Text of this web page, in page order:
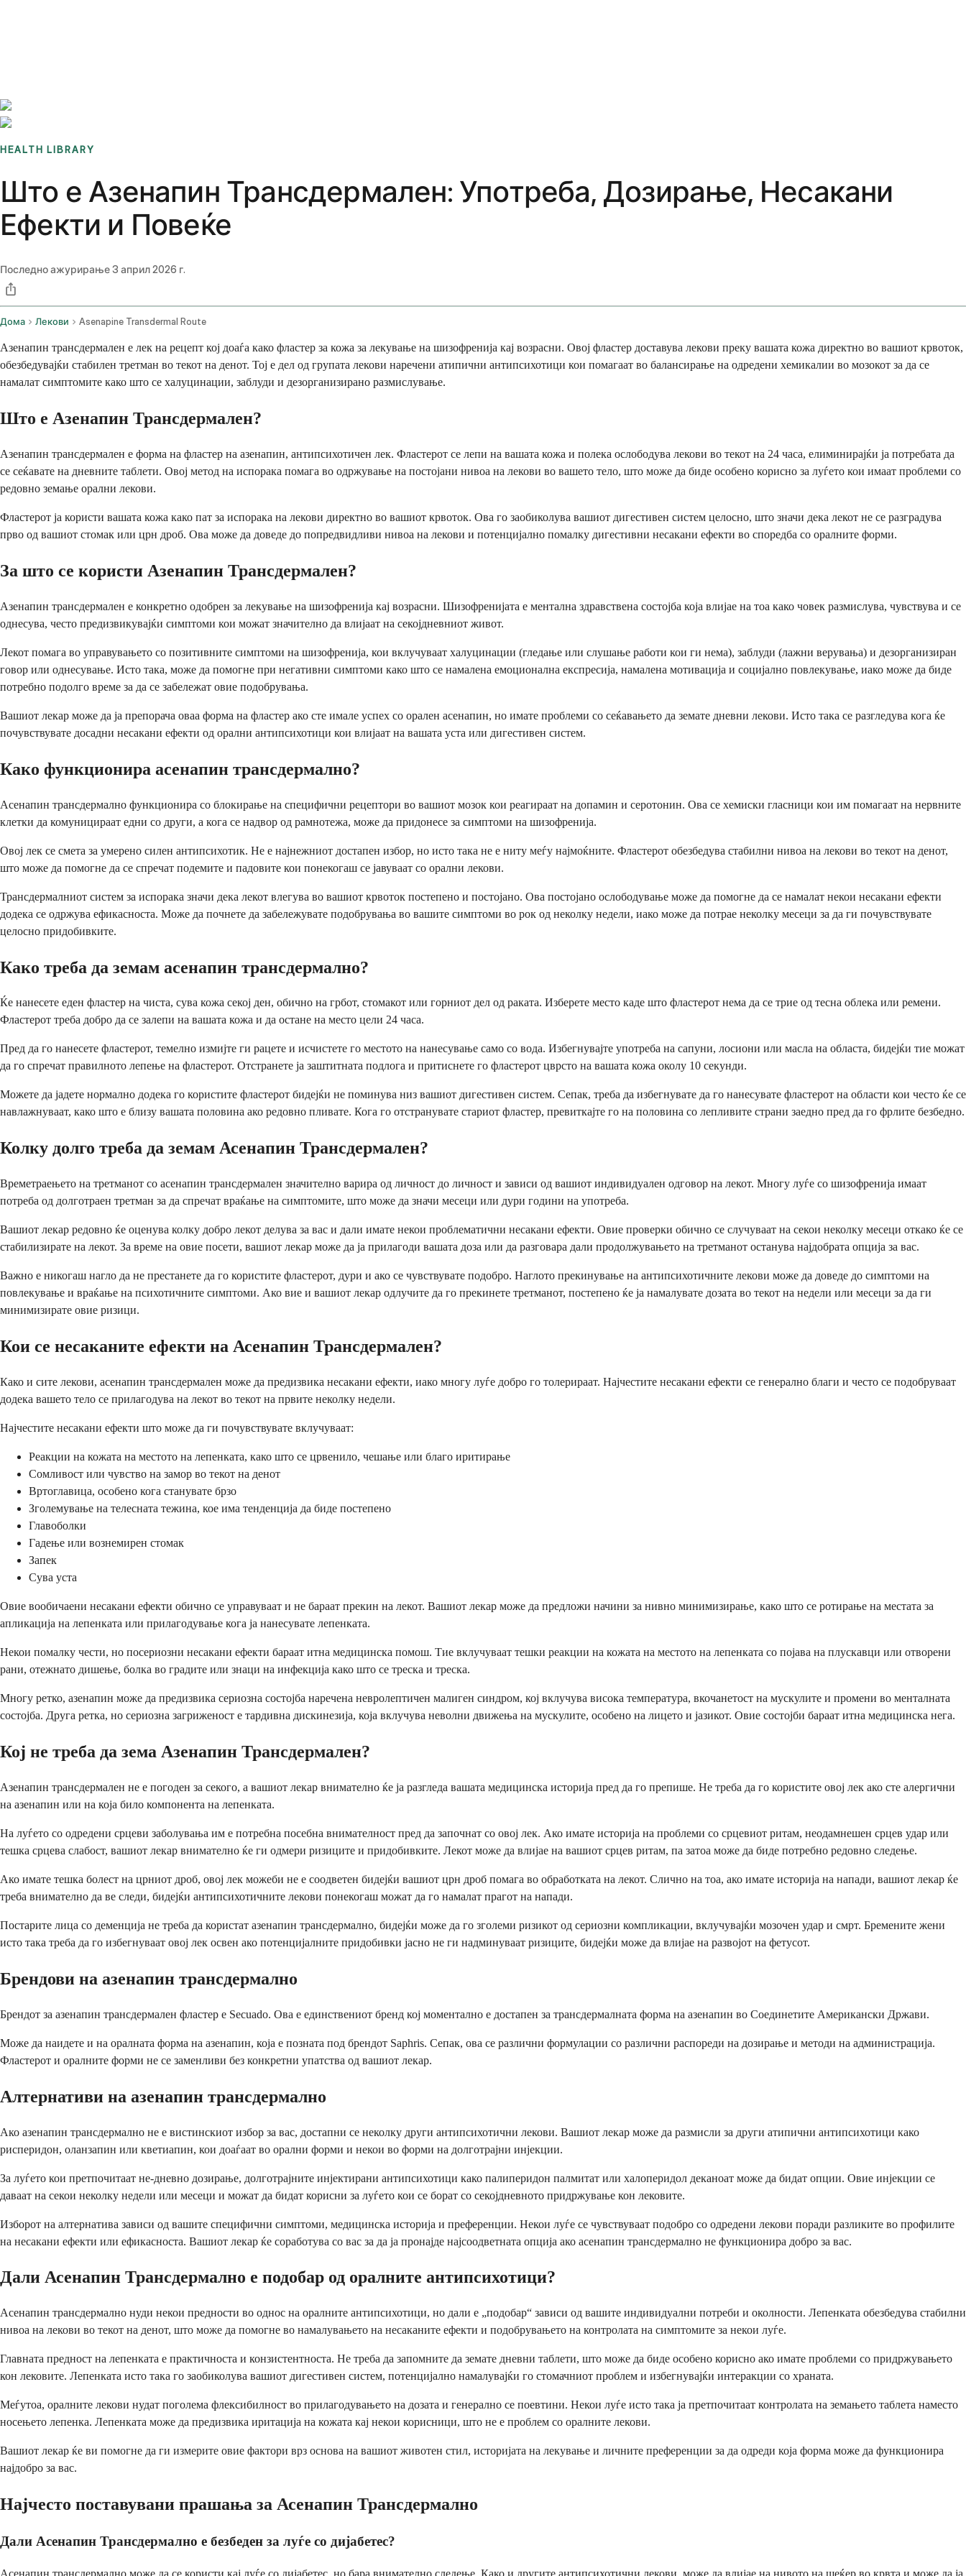
HEALTH LIBRARY
Што е Азенапин Трансдермален: Употреба, Дозирање, Несакани
Ефекти и Повеќе
Последно ажурирање3 април 2026 г.
Дома Лекови Asenapine Transdermal Route
Азенапин трансдермален е лек на рецепт кој доаѓа како фластер за кожа за лекување на шизофренија кај возрасни. Овој фластер доставува лекови преку вашата кожа директно во вашиот крвоток,
обезбедувајќи стабилен третман во текот на денот. Тој е дел од групата лекови наречени атипични антипсихотици кои помагаат во балансирање на одредени хемикалии во мозокот за да се
намалат симптомите како што се халуцинации, заблуди и дезорганизирано размислување.
Што е Азенапин Трансдермален?
Азенапин трансдермален е форма на фластер на азенапин, антипсихотичен лек. Фластерот се лепи на вашата кожа и полека ослободува лекови во текот на 24 часа, елиминирајќи ја потребата да
се сеќавате на дневните таблети. Овој метод на испорака помага во одржување на постојани нивоа на лекови во вашето тело, што може да биде особено корисно за луѓето кои имаат проблеми со
редовно земање орални лекови.
Фластерот ја користи вашата кожа како пат за испорака на лекови директно во вашиот крвоток. Ова го заобиколува вашиот дигестивен систем целосно, што значи дека лекот не се разградува
прво од вашиот стомак или црн дроб. Ова може да доведе до попредвидливи нивоа на лекови и потенцијално помалку дигестивни несакани ефекти во споредба со оралните форми.
За што се користи Азенапин Трансдермален?
Азенапин трансдермален е конкретно одобрен за лекување на шизофренија кај возрасни. Шизофренијата е ментална здравствена состојба која влијае на тоа како човек размислува, чувствува и се
однесува, често предизвикувајќи симптоми кои можат значително да влијаат на секојдневниот живот.
Лекот помага во управувањето со позитивните симптоми на шизофренија, кои вклучуваат халуцинации (гледање или слушање работи кои ги нема), заблуди (лажни верувања) и дезорганизиран
говор или однесување. Исто така, може да помогне при негативни симптоми како што се намалена емоционална експресија, намалена мотивација и социјално повлекување, иако може да биде
потребно подолго време за да се забележат овие подобрувања.
Вашиот лекар може да ја препорача оваа форма на фластер ако сте имале успех со орален асенапин, но имате проблеми со сеќавањето да земате дневни лекови. Исто така се разгледува кога ќе
почувствувате досадни несакани ефекти од орални антипсихотици кои влијаат на вашата уста или дигестивен систем.
Како функционира асенапин трансдермално?
Асенапин трансдермално функционира со блокирање на специфични рецептори во вашиот мозок кои реагираат на допамин и серотонин. Ова се хемиски гласници кои им помагаат на нервните
клетки да комуницираат едни со други, а кога се надвор од рамнотежа, може да придонесе за симптоми на шизофренија.
Овој лек се смета за умерено силен антипсихотик. Не е најнежниот достапен избор, но исто така не е ниту меѓу најмоќните. Фластерот обезбедува стабилни нивоа на лекови во текот на денот,
што може да помогне да се спречат подемите и падовите кои понекогаш се јавуваат со орални лекови.
Трансдермалниот систем за испорака значи дека лекот влегува во вашиот крвоток постепено и постојано. Ова постојано ослободување може да помогне да се намалат некои несакани ефекти
додека се одржува ефикасноста. Може да почнете да забележувате подобрувања во вашите симптоми во рок од неколку недели, иако може да потрае неколку месеци за да ги почувствувате
целосно придобивките.
Како треба да земам асенапин трансдермално?
Ќе нанесете еден фластер на чиста, сува кожа секој ден, обично на грбот, стомакот или горниот дел од раката. Изберете место каде што фластерот нема да се трие од тесна облека или ремени.
Фластерот треба добро да се залепи на вашата кожа и да остане на место цели 24 часа.
Пред да го нанесете фластерот, темелно измијте ги рацете и исчистете го местото на нанесување само со вода. Избегнувајте употреба на сапуни, лосиони или масла на областа, бидејќи тие можат
да го спречат правилното лепење на фластерот. Отстранете ја заштитната подлога и притиснете го фластерот цврсто на вашата кожа околу 10 секунди.
Можете да јадете нормално додека го користите фластерот бидејќи не поминува низ вашиот дигестивен систем. Сепак, треба да избегнувате да го нанесувате фластерот на области кои често ќе се
навлажнуваат, како што е близу вашата половина ако редовно пливате. Кога го отстранувате стариот фластер, превиткајте го на половина со лепливите страни заедно пред да го фрлите безбедно.
Колку долго треба да земам Асенапин Трансдермален?
Времетраењето на третманот со асенапин трансдермален значително варира од личност до личност и зависи од вашиот индивидуален одговор на лекот. Многу луѓе со шизофренија имаат
потреба од долготраен третман за да спречат враќање на симптомите, што може да значи месеци или дури години на употреба.
Вашиот лекар редовно ќе оценува колку добро лекот делува за вас и дали имате некои проблематични несакани ефекти. Овие проверки обично се случуваат на секои неколку месеци откако ќе се
стабилизирате на лекот. За време на овие посети, вашиот лекар може да ја прилагоди вашата доза или да разговара дали продолжувањето на третманот останува најдобрата опција за вас.
Важно е никогаш нагло да не престанете да го користите фластерот, дури и ако се чувствувате подобро. Наглото прекинување на антипсихотичните лекови може да доведе до симптоми на
повлекување и враќање на психотичните симптоми. Ако вие и вашиот лекар одлучите да го прекинете третманот, постепено ќе ја намалувате дозата во текот на недели или месеци за да ги
минимизирате овие ризици.
Кои се несаканите ефекти на Асенапин Трансдермален?
Како и сите лекови, асенапин трансдермален може да предизвика несакани ефекти, иако многу луѓе добро го толерираат. Најчестите несакани ефекти се генерално благи и често се подобруваат
додека вашето тело се прилагодува на лекот во текот на првите неколку недели.
Најчестите несакани ефекти што може да ги почувствувате вклучуваат:
Реакции на кожата на местото на лепенката, како што се црвенило, чешање или благо иритирање
Сомливост или чувство на замор во текот на денот
Вртоглавица, особено кога станувате брзо
Зголемување на телесната тежина, кое има тенденција да биде постепено
Главоболки
Гадење или вознемирен стомак
Запек
Сува уста
Овие вообичаени несакани ефекти обично се управуваат и не бараат прекин на лекот. Вашиот лекар може да предложи начини за нивно минимизирање, како што се ротирање на местата за
апликација на лепенката или прилагодување кога ја нанесувате лепенката.
Некои помалку чести, но посериозни несакани ефекти бараат итна медицинска помош. Тие вклучуваат тешки реакции на кожата на местото на лепенката со појава на плускавци или отворени
рани, отежнато дишење, болка во градите или знаци на инфекција како што се треска и треска.
Многу ретко, азенапин може да предизвика сериозна состојба наречена невролептичен малиген синдром, кој вклучува висока температура, вкочанетост на мускулите и промени во менталната
состојба. Друга ретка, но сериозна загриженост е тардивна дискинезија, која вклучува неволни движења на мускулите, особено на лицето и јазикот. Овие состојби бараат итна медицинска нега.
Кој не треба да зема Азенапин Трансдермален?
Азенапин трансдермален не е погоден за секого, а вашиот лекар внимателно ќе ја разгледа вашата медицинска историја пред да го препише. Не треба да го користите овој лек ако сте алергични
на азенапин или на која било компонента на лепенката.
На луѓето со одредени срцеви заболувања им е потребна посебна внимателност пред да започнат со овој лек. Ако имате историја на проблеми со срцевиот ритам, неодамнешен срцев удар или
тешка срцева слабост, вашиот лекар внимателно ќе ги одмери ризиците и придобивките. Лекот може да влијае на вашиот срцев ритам, па затоа може да биде потребно редовно следење.
Ако имате тешка болест на црниот дроб, овој лек можеби не е соодветен бидејќи вашиот црн дроб помага во обработката на лекот. Слично на тоа, ако имате историја на напади, вашиот лекар ќе
треба внимателно да ве следи, бидејќи антипсихотичните лекови понекогаш можат да го намалат прагот на напади.
Постарите лица со деменција не треба да користат азенапин трансдермално, бидејќи може да го зголеми ризикот од сериозни компликации, вклучувајќи мозочен удар и смрт. Бремените жени
исто така треба да го избегнуваат овој лек освен ако потенцијалните придобивки јасно не ги надминуваат ризиците, бидејќи може да влијае на развојот на фетусот.
Брендови на азенапин трансдермално
Брендот за азенапин трансдермален фластер е Secuado. Ова е единствениот бренд кој моментално е достапен за трансдермалната форма на азенапин во Соединетите Американски Држави.
Може да наидете и на оралната форма на азенапин, која е позната под брендот Saphris. Сепак, ова се различни формулации со различни распореди на дозирање и методи на администрација.
Фластерот и оралните форми не се заменливи без конкретни упатства од вашиот лекар.
Алтернативи на азенапин трансдермално
Ако азенапин трансдермално не е вистинскиот избор за вас, достапни се неколку други антипсихотични лекови. Вашиот лекар може да размисли за други атипични антипсихотици како
рисперидон, оланзапин или кветиапин, кои доаѓаат во орални форми и некои во форми на долготрајни инјекции.
За луѓето кои претпочитаат не-дневно дозирање, долготрајните инјектирани антипсихотици како палиперидон палмитат или халоперидол деканоат може да бидат опции. Овие инјекции се
даваат на секои неколку недели или месеци и можат да бидат корисни за луѓето кои се борат со секојдневното придржување кон лековите.
Изборот на алтернатива зависи од вашите специфични симптоми, медицинска историја и преференции. Некои луѓе се чувствуваат подобро со одредени лекови поради разликите во профилите
на несакани ефекти или ефикасноста. Вашиот лекар ќе соработува со вас за да ја пронајде најсоодветната опција ако асенапин трансдермално не функционира добро за вас.
Дали Асенапин Трансдермално е подобар од оралните антипсихотици?
Асенапин трансдермално нуди некои предности во однос на оралните антипсихотици, но дали е „подобар“ зависи од вашите индивидуални потреби и околности. Лепенката обезбедува стабилни
нивоа на лекови во текот на денот, што може да помогне во намалувањето на несаканите ефекти и подобрувањето на контролата на симптомите за некои луѓе.
Главната предност на лепенката е практичноста и конзистентноста. Не треба да запомните да земате дневни таблети, што може да биде особено корисно ако имате проблеми со придржувањето
кон лековите. Лепенката исто така го заобиколува вашиот дигестивен систем, потенцијално намалувајќи го стомачниот проблем и избегнувајќи интеракции со храната.
Меѓутоа, оралните лекови нудат поголема флексибилност во прилагодувањето на дозата и генерално се поевтини. Некои луѓе исто така ја претпочитаат контролата на земањето таблета наместо
носењето лепенка. Лепенката може да предизвика иритација на кожата кај некои корисници, што не е проблем со оралните лекови.
Вашиот лекар ќе ви помогне да ги измерите овие фактори врз основа на вашиот животен стил, историјата на лекување и личните преференции за да одреди која форма може да функционира
најдобро за вас.
Најчесто поставувани прашања за Асенапин Трансдермално
Дали Асенапин Трансдермално е безбеден за луѓе со дијабетес?
Асенапин трансдермално може да се користи кај луѓе со дијабетес, но бара внимателно следење. Како и другите антипсихотични лекови, може да влијае на нивото на шеќер во крвта и може да ја